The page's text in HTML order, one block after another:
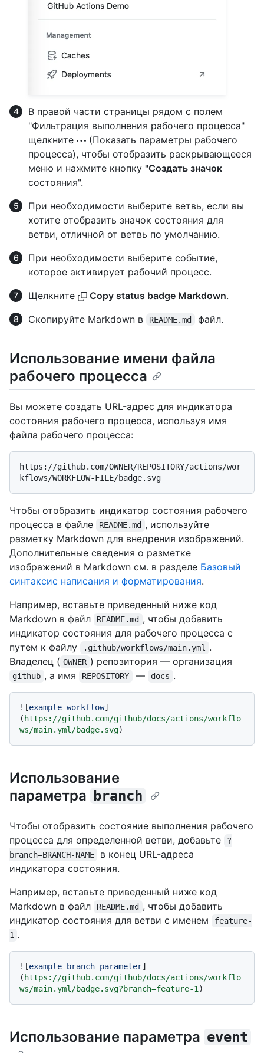
В правой части страницы рядом с полем
"Фильтрация выполнения рабочего процесса"
щелкните
(Показать параметры рабочего
процесса), чтобы отобразить раскрывающееся
меню и нажмите кнопку "Создать значок
состояния".
При необходимости выберите ветвь, если вы
хотите отобразить значок состояния для
ветви, отличной от ветвь по умолчанию.
При необходимости выберите событие,
которое активирует рабочий процесс.
Щелкните
Copy status badge Markdown.
Скопируйте Markdown в
README.md файл.
Использование имени файла
рабочего процесса
Вы можете создать URL-адрес для индикатора
состояния рабочего процесса, используя имя
файла рабочего процесса:
https://github.com/OWNER/REPOSITORY/actions/wor
Чтобы отобразить индикатор состояния рабочего
процесса в файле
README.md , используйте
разметку Markdown для внедрения изображений.
Дополнительные сведения о разметке
изображений в Markdown см. в разделе Базовый
синтаксис написания и форматирования.
Например, вставьте приведенный ниже код
Markdown в файл
README.md , чтобы добавить
индикатор состояния для рабочего процесса с
путем к файлу
.github/workflows/main.yml
.
Владелец ( OWNER ) репозитория — организация
github , а имя REPOSITORY — docs .
![example workflow]
( https://github.com/github/docs/actions/workflo
ws/main.yml/badge.svg
Использование
параметра
branch
Чтобы отобразить состояние выполнения рабочего
процесса для определенной ветви, добавьте
?
branch=BRANCH-NAME
в конец URL-адреса
индикатора состояния.
Например, вставьте приведенный ниже код
Markdown в файл
README.md , чтобы добавить
индикатор состояния для ветви с именем
feature-
1 .
![example branch parameter]
( https://github.com/github/docs/actions/workflo
ws/main.yml/badge.svg?branch=feature-1
Использование параметра event